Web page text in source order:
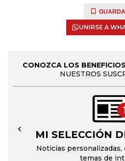
UNIRSE A
CONOZCA LOS
NUESTROS
MI SELECCIÓN
Noticias personalizadas,
temas de
←